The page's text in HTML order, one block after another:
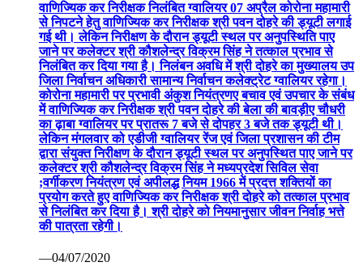
वाणिज्यिक कर निरीक्षक निलंबित ग्वालियर 07 अप्रैल कोरोना महामारी
से निपटने हेतु वाणिज्यिक कर निरीक्षक श्री पवन दोहरे की ड्यूटी लगाई
गई थी। लेकिन निरीक्षण के दौरान ड्यूटी स्थल पर अनुपस्थिति पाए
जाने पर कलेक्टर श्री कौशलेन्द्र विक्रम सिंह ने तत्काल प्रभाव से
निलंबित कर दिया गया है। निलंबन अवधि में श्री दोहरे का मुख्यालय उप
जिला निर्वाचन अधिकारी सामान्य निर्वाचन कलेक्ट्रेट ग्वालियर रहेगा।
कोरोना महामारी पर प्रभावी अंकुश नियंत्रणए बचाव एवं उपचार के संबंध
में वाणिज्यिक कर निरीक्षक श्री पवन दोहरे की बेला की बावड़ीए चौधरी
का ढ़ाबा ग्वालियर पर प्रातरू 7 बजे से दोपहर 3 बजे तक ड्यूटी थी।
लेकिन मंगलवार को एडीजी ग्वालियर रेंज एवं जिला प्रशासन की टीम
द्वारा संयुक्त निरीक्षण के दौरान ड्यूटी स्थल पर अनुपस्थित पाए जाने पर
कलेक्टर श्री कौशलेन्द्र विक्रम सिंह ने मध्यप्रदेश सिविल सेवा
;वर्गीकरण नियंत्रण एवं अपीलद्ध नियम 1966 में प्रदत्त शक्तियों का
प्रयोग करते हुए वाणिज्यिक कर निरीक्षक श्री दोहरे को तत्काल प्रभाव
से निलंबित कर दिया है। श्री दोहरे को नियमानुसार जीवन निर्वाह भत्ते
की पात्रता रहेगी।
—04/07/2020